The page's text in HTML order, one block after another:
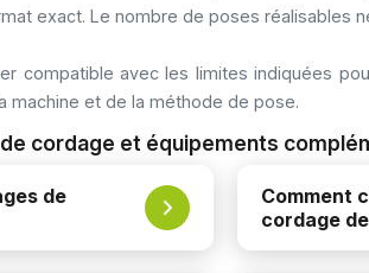
exact. Le nombre de poses réalisables
compatible avec les limites indiquées
machine et de la méthode de pose.
cordage et équipements
de
Comment
cordage